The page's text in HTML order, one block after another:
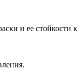
и ее стойкости к